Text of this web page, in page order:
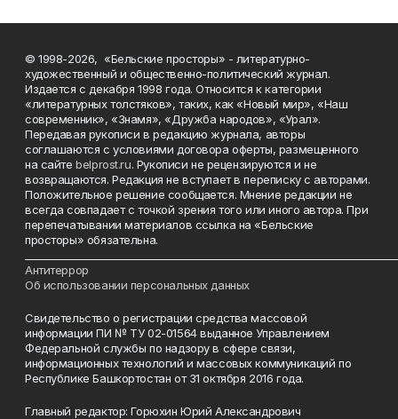
© 1998-2026, «Бельские просторы» - литературно-
художественный и общественно-политический журнал.
Издается с декабря 1998 года. Относится к категории
«литературных толстяков», таких, как «Новый мир», «Наш
современник», «Знамя», «Дружба народов», «Урал».
Передавая рукописи в редакцию журнала, авторы
соглашаются с условиями договора оферты, размещенного
на сайтеbelprost.ru. Рукописи не рецензируются и не
возвращаются. Редакция не вступает в переписку с авторами.
Положительное решение сообщается. Мнение редакции не
всегда совпадает с точкой зрения того или иного автора. При
перепечатывании материалов ссылка на «Бельские
просторы» обязательна.
Антитеррор
Об использовании персональных данных
Свидетельство о регистрации средства массовой
информации ПИ № ТУ 02-01564 выданное Управлением
Федеральной службы по надзору в сфере связи,
информационных технологий и массовых коммуникаций по
Республике Башкортостан от 31 октября 2016 года.
Главный редактор: Горюхин Юрий Александрович